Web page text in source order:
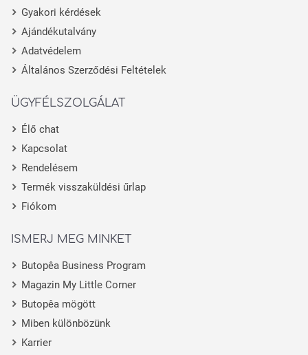
Gyakori kérdések
Ajándékutalvány
Adatvédelem
Általános Szerződési Feltételek
ÜGYFÉLSZOLGÁLAT
Élő chat
Kapcsolat
Rendelésem
Termék visszaküldési űrlap
Fiókom
ISMERJ MEG MINKET
Butopêa Business Program
Magazin My Little Corner
Butopêa mögött
Miben különbözünk
Karrier